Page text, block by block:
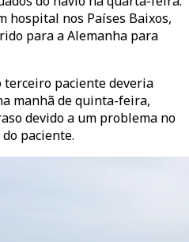
hospital nos Países Baixos,
para a Alemanha para
terceiro paciente deveria
manhã de quinta-feira,
devido a um problema no
paciente.